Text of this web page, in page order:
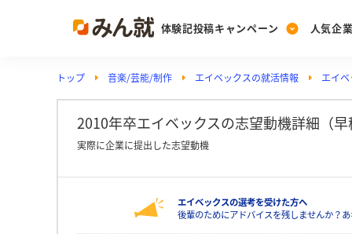
体験記投稿キャンペーン
Post
投稿する
人気企
Ranking
ランキングを見る
Vote
投票する
PickUp
注目の企業特集
トップ 音楽/芸能/制作 エイベックスの就活情報 エイ
2010年卒エイベックスの志望動機詳細（
実際に企業に提出した志望動機
エイベックスの選考を受けた方へ
後輩のためにアドバイスを残しませんか？